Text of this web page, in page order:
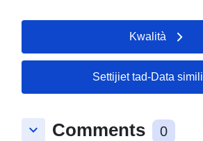
Kwalità
Settijiet tad-Data simili
keyboard_arrow_down Comments 0